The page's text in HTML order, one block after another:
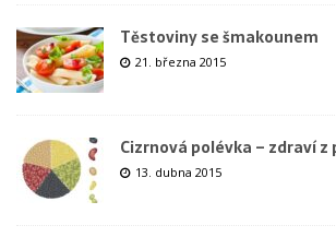
Těstoviny se šmakounem
21. března 2015
Cizrnová polévka – zdraví z
13. dubna 2015